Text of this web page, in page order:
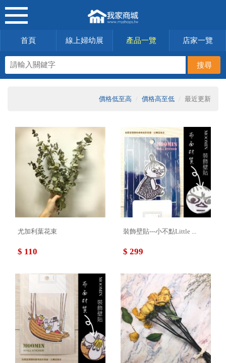
首頁 線上婦幼展 產品一覽 店家一覽
價格低至高 價格高至低 最近更新
尤加利葉花束
$ 110
裝飾壁貼---小不點Little ...
$ 299